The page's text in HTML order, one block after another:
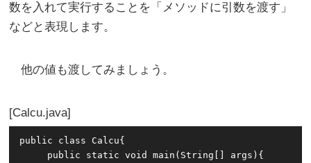
数を入れて実行することを「メソッドに引数を渡す」
などと表現します。
他の値も渡してみましょう。
Calcu.java
public class Calcu{
     public static void main(String[] args){